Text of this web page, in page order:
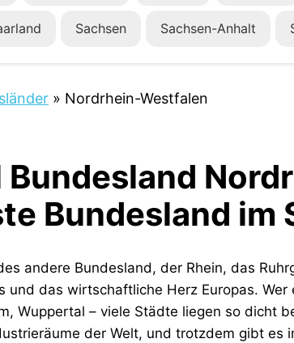
Sachsen Sachsen-Anhalt
» Nordrhein-Westfalen
Bundesland im
andere Bundesland, der Rhein, das
und das wirtschaftliche Herz Europas.
Wuppertal – viele Städte liegen so dicht
der Welt, und trotzdem gibt es